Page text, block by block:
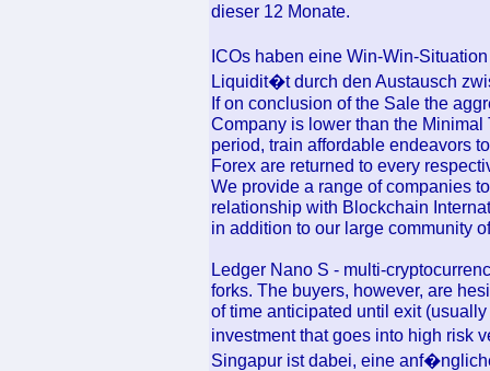
dieser 12 Monate.
ICOs haben eine Win-Win-
Liquidit�t durch den Austausch
If on conclusion of the Sale the
Company is lower than the
period, train affordable endeavors
Forex are returned to every
We provide a range of companies
relationship with Blockchain
in addition to our large community
Ledger Nano S - multi-
forks. The buyers, however, are
of time anticipated until exit
investment that goes into high risk
Singapur ist dabei, eine